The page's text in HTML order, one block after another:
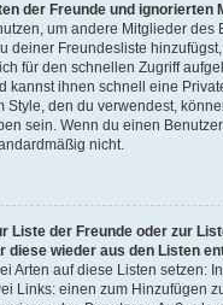
der Freunde und ignorierten
um andere Mitglieder des
deiner Freundesliste
für den schnellen Zugriff
kannst ihnen schnell eine
Style, den du verwendest,
sein. Wenn du einen
nicht.
Liste der Freunde oder zur
diese wieder aus den Listen
Arten auf diese Listen setzen:
Links: einen zum Hinzufügen